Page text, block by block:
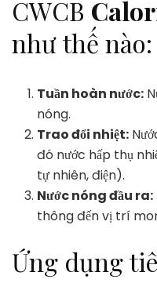
CWCB
như thế nào:
Tuần hoàn nước:
nóng.
Trao đổi nhiệt:
đó nước hấp thụ
tự nhiên, điện).
Nước nóng đầu ra:
thông đến vị trí
Ứng dụng